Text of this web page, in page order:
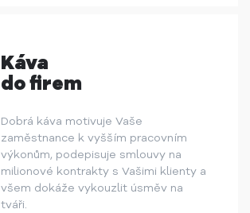
Káva
do firem
Dobrá káva motivuje Vaše
zaměstnance k vyšším pracovním
výkonům, podepisuje smlouvy na
milionové kontrakty s Vašimi klienty a
všem dokáže vykouzlit úsměv na
tváři.